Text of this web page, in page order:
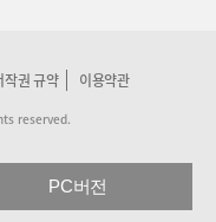
작권 규약 이용약관
reserved.
PC버전